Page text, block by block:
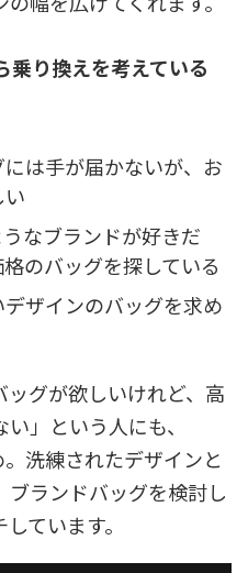
乗り換えを考えている
は手が届かないが、お
なブランドが好きだ
のバッグを探している
ザインのバッグを求め
ッグが欲しいけれど、高
」という人にも、
洗練されたデザインと
ランドバッグを検討し
ています。